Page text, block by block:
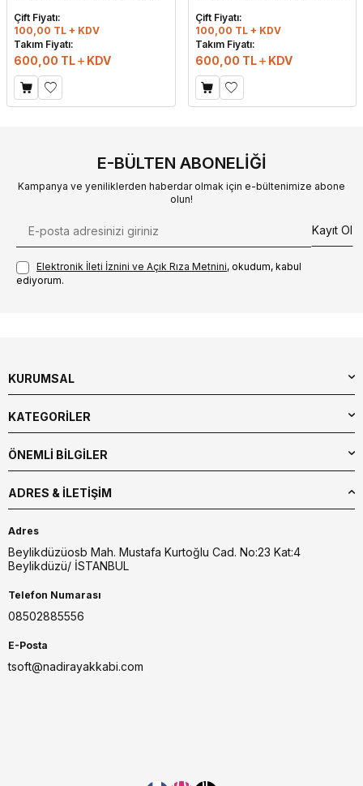
Çift Fiyatı:
100,00 TL + KDV
Takım Fiyatı:
600,00 TL KDV
Çift Fiyatı:
100,00 TL + KDV
Takım Fiyatı:
600,00 TL KDV
E-BÜLTEN ABONELIĞI
Kampanya ve yeniliklerden haberdar olmak için e-bültenimize abone
olun!
Kayıt Ol
Elektronik İleti İzni‌ni ve Açık Rıza Metni‌ni, okudum, kabul
ediyorum.
KURUMSAL
KATEGORİLER
ÖNEMLİ BİLGİLER
ADRES & İLETIŞIM
Adres
Beylikdüzüosb Mah. Mustafa Kurtoğlu Cad. No:23 Kat:4
Beylikdüzü/ İSTANBUL
Telefon Numarası
08502885556
E-Posta
tsoft@nadirayakkabi.com